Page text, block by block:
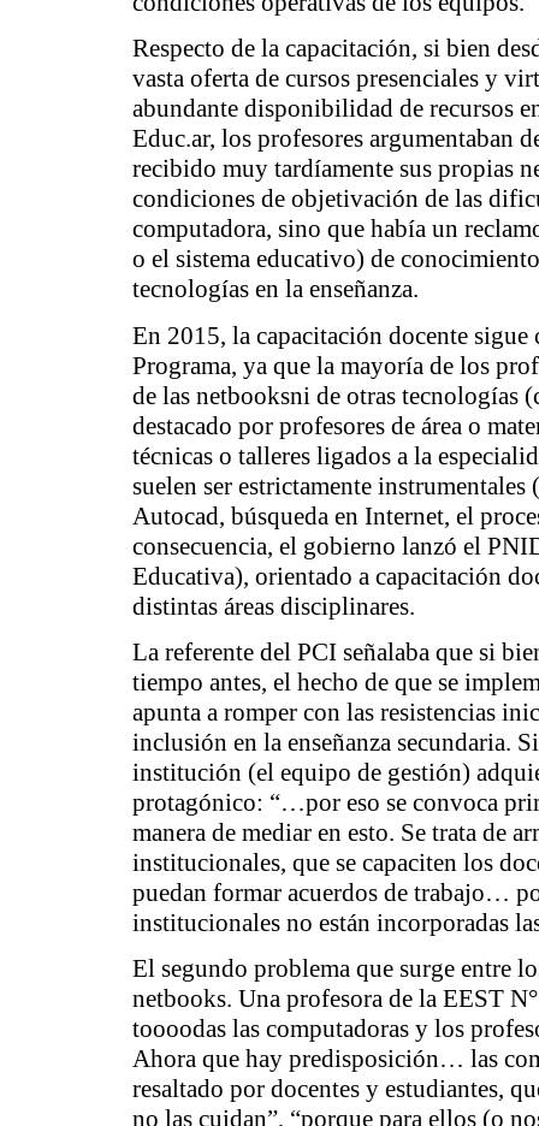
Respecto de la capacitación, si bien
vasta oferta de cursos presenciales y
abundante disponibilidad de recursos
Educ.ar, los profesores argumentaban
recibido muy tardíamente sus propias
condiciones de objetivación de las
computadora, sino que había un
o el sistema educativo) de
tecnologías en la enseñanza.
En 2015, la capacitación docente
Programa, ya que la mayoría de los
de las netbooksni de otras tecnologías
destacado por profesores de área o
técnicas o talleres ligados a la
suelen ser estrictamente
Autocad, búsqueda en Internet, el
consecuencia, el gobierno lanzó el
Educativa), orientado a capacitación
distintas áreas disciplinares.
La referente del PCI señalaba que si
tiempo antes, el hecho de que se
apunta a romper con las resistencias
inclusión en la enseñanza secundaria.
institución (el equipo de gestión)
protagónico: “…por eso se convoca
manera de mediar en esto. Se trata de
institucionales, que se capaciten los
puedan formar acuerdos de trabajo…
institucionales no están incorporadas
El segundo problema que surge entre
netbooks. Una profesora de la EEST
toooodas las computadoras y los
Ahora que hay predisposición… las
resaltado por docentes y estudiantes,
no las cuidan”, “porque para ellos (o